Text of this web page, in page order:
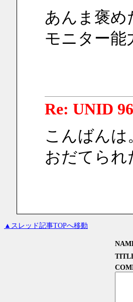
あんま褒め
モニター能
Re: UNID
こんばんは
おだてられ
▲スレッド記事TOPへ移動